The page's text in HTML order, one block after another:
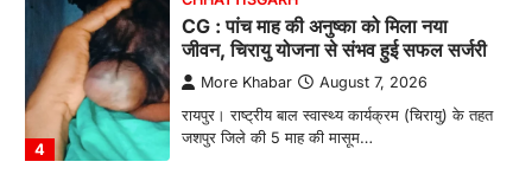
4
CG : पांच माह की अनुष्का को मिला नया
जीवन, चिरायु योजना से संभव हुई सफल सर्जरी
More Khabar August 7, 2026
रायपुर। राष्ट्रीय बाल स्वास्थ्य कार्यक्रम (चिरायु) के तहत
जशपुर जिले की 5 माह की मासूम…